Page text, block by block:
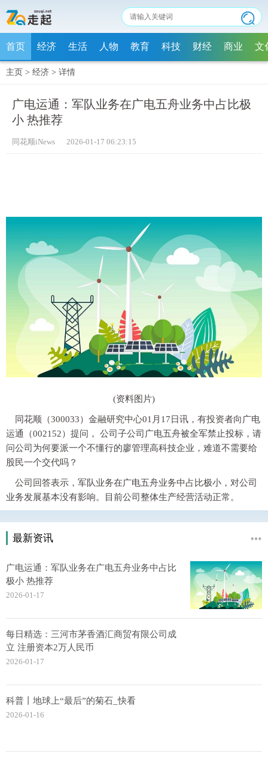
首页 经济 生活 人物 教育 科技 财经 商业 文
主页 > 经济 > 详情
广电运通：军队业务在广电五舟业务中占比极
小 热推荐
同花顺iNews 2026-01-17 06:23:15
(资料图片)
同花顺（300033）金融研究中心01月17日讯，有投资者向广电
运通（002152）提问， 公司子公司广电五舟被全军禁止投标，请
问公司为何要派一个不懂行的廖管理高科技企业，难道不需要给
股民一个交代吗？
公司回答表示，军队业务在广电五舟业务中占比极小，对公司
业务发展基本没有影响。目前公司整体生产经营活动正常。
最新资讯
广电运通：军队业务在广电五舟业务中占比
极小 热推荐
2026-01-17
每日精选：三河市茅香酒汇商贸有限公司成
立 注册资本2万人民币
2026-01-17
科普丨地球上“最后”的菊石_快看
2026-01-16